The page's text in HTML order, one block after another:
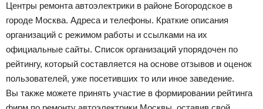
Центры ремонта автоэлектрики в районе Богородское в
городе Москва. Адреса и телефоны. Краткие описания
организаций с режимом работы и ссылками на их
официальные сайты. Список организаций упорядочен по
рейтингу, который составляется на основе отзывов и оценок
пользователей, уже посетивших то или иное заведение.
Вы также можете принять участие в формировании рейтинга